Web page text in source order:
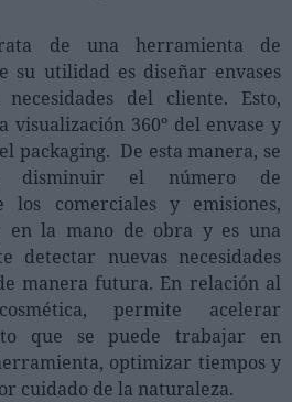
de una herramienta de
su utilidad es diseñar envases
del cliente. Esto,
360º del envase y
packaging. De esta manera, se
disminuir el número de
los comerciales y emisiones,
en la mano de obra y es una
detectar nuevas necesidades
manera futura. En relación al
permite acelerar
que se puede trabajar en
optimizar tiempos y
cuidado de la naturaleza.